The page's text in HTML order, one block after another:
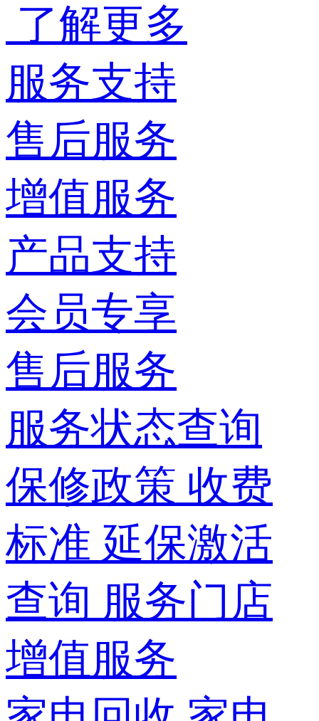
了解更多
服务支持
售后服务
增值服务
产品支持
会员专享
售后服务
服务状态查询
保修政策 收费
标准 延保激活
查询 服务门店
增值服务